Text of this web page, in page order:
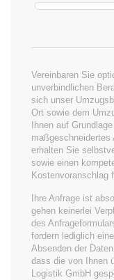
Vereinbaren Sie
unverbindlichen
sich unser
Ort sowie dem
Ihnen auf
erhalten Sie
sowie einen
Kostenvoranschlag
Ihre Anfrage ist
gehen keinerlei
des
fordern lediglich
Absenden der
dass die von Ihnen
Logistik GmbH